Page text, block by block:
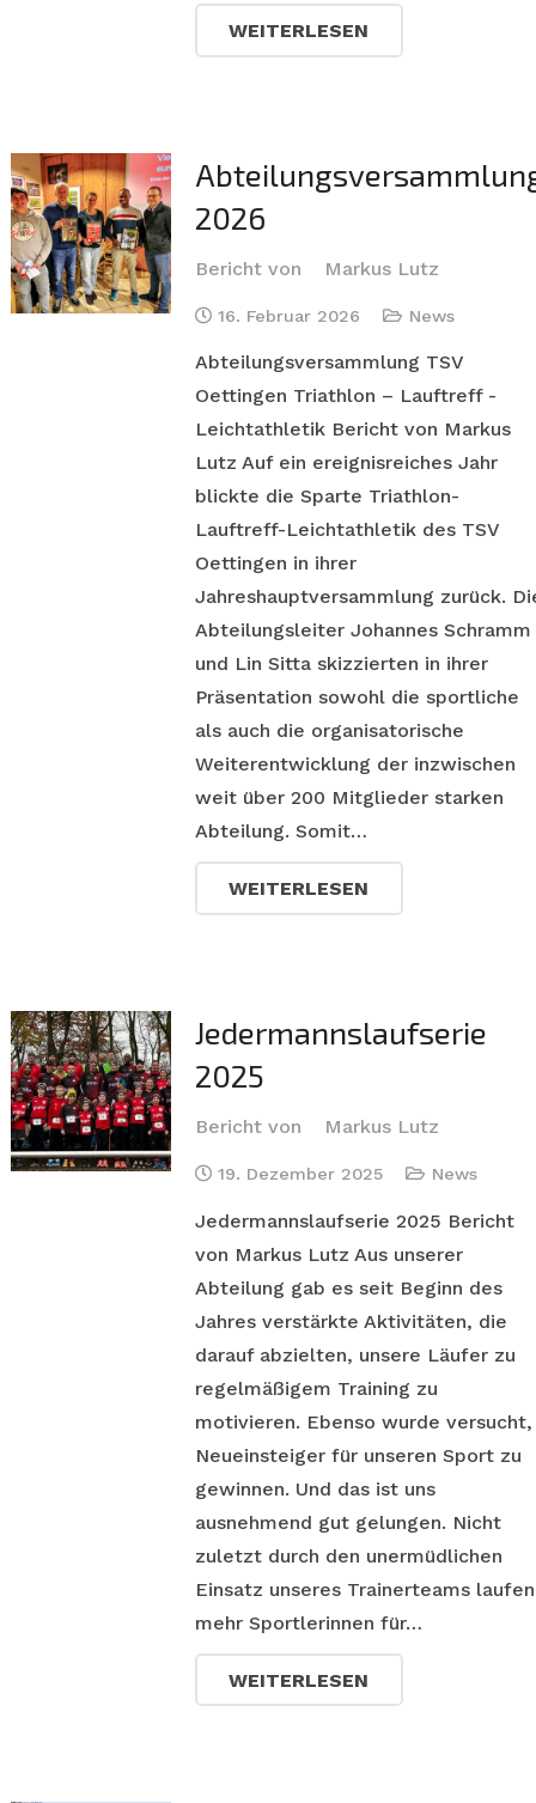
WEITERLESEN
2026
Bericht von Markus Lutz
16. Februar 2026 News
Abteilungsversammlung TSV
Oettingen Triathlon – Lauftreff -
Leichtathletik Bericht von Markus
Lutz Auf ein ereignisreiches Jahr
blickte die Sparte Triathlon-
Lauftreff-Leichtathletik des TSV
Oettingen in ihrer
Jahreshauptversammlung zurück.
Abteilungsleiter Johannes Schramm
und Lin Sitta skizzierten in ihrer
Präsentation sowohl die sportliche
als auch die organisatorische
Weiterentwicklung der inzwischen
weit über 200 Mitglieder starken
Abteilung. Somit…
WEITERLESEN
Jedermannslaufserie
2025
Bericht von Markus Lutz
19. Dezember 2025 News
Jedermannslaufserie 2025 Bericht
von Markus Lutz Aus unserer
Abteilung gab es seit Beginn des
Jahres verstärkte Aktivitäten, die
darauf abzielten, unsere Läufer zu
regelmäßigem Training zu
motivieren. Ebenso wurde versucht,
Neueinsteiger für unseren Sport zu
gewinnen. Und das ist uns
ausnehmend gut gelungen. Nicht
zuletzt durch den unermüdlichen
Einsatz unseres Trainerteams laufen
mehr Sportlerinnen für…
WEITERLESEN